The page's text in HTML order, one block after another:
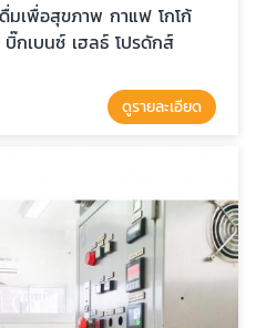
เพื่อสุขภาพ กาแฟ โกโก้
กเบนซ์ เฮลธ์ โปรดักส์
ดูรายละเอียด